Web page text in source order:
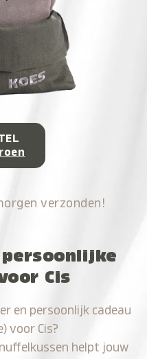
verzonden!
Cis
en persoonlijk cadeau
voor Cis?
helpt jouw